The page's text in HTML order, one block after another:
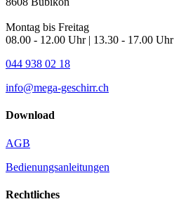
Montag bis Freitag
08.00 - 12.00 Uhr | 13.30 - 17.00 Uhr
044 938 02 18
info@mega-geschirr.ch
Download
AGB
Bedienungsanleitungen
Rechtliches